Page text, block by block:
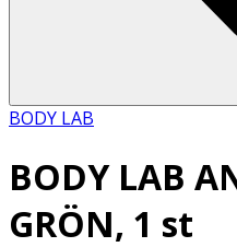
BODY LAB
BODY LAB
GRÖN, 1 st